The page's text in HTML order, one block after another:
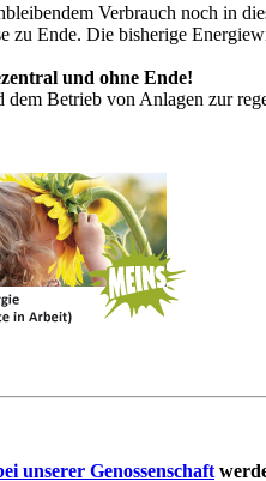
Verbrauch noch in
Ende. Die bisherige
und ohne Ende!
Betrieb von Anlagen zur
unserer Genossenschaft